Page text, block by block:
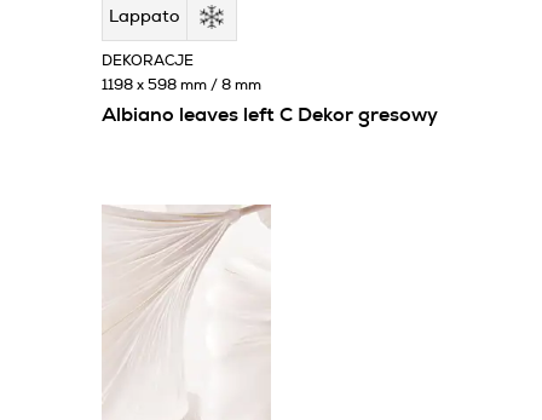
Lappato
Albiano leaves left C Dekor gresowy
DEKORACJE
1198 x 598 mm / 8 mm